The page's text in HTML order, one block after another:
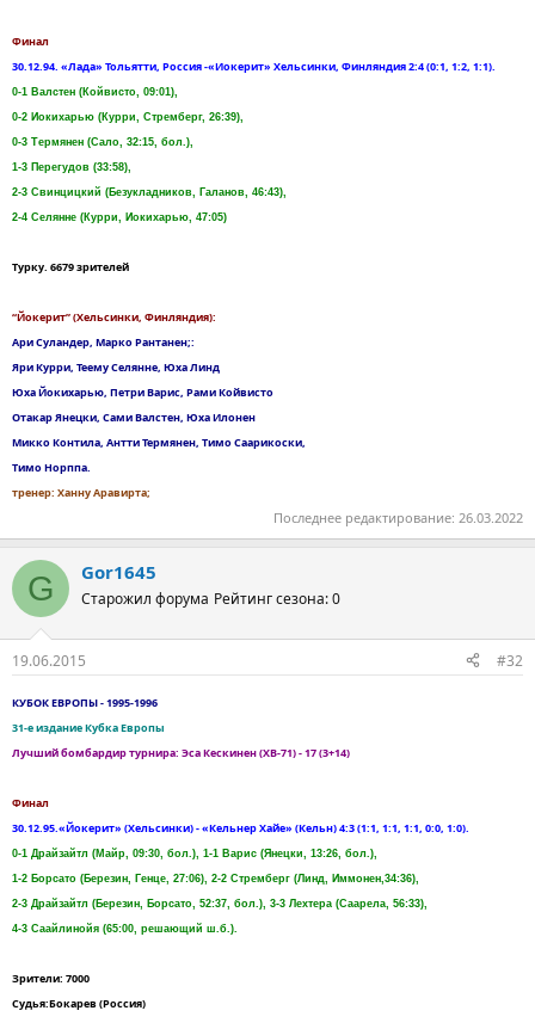
Финал
30.12.94. «Лада» Тольятти, Россия -«Иокерит» Хельсинки, Финляндия 2:4 (0:1, 1:2, 1:1).
0-1 Валстен (Койвисто, 09:01),
0-2 Иокихарью (Курри, Стремберг, 26:39),
0-3 Термянен (Сало, 32:15, бол.),
1-3 Перегудов (33:58),
2-3 Свинцицкий (Безукладников, Галанов, 46:43),
2-4 Селянне (Курри, Иокихарью, 47:05)
Турку. 6679 зрителей
“Йокерит” (Хельсинки, Финляндия):
Ари Суландер, Марко Рантанен;:
Яри Курри, Теему Селянне, Юха Линд
Юха Йокихарью, Петри Варис, Рами Койвисто
Отакар Янецки, Сами Валстен, Юха Илонен
Микко Контила, Антти Термянен, Тимо Саарикоски,
Тимо Норппа.
тренер: Ханну Аравирта;
Последнее редактирование: 26.03.2022
G Gor1645
Старожил форума Рейтинг сезона: 0
19.06.2015 #32
КУБОК ЕВРОПЫ - 1995-1996
31-е издание Кубка Европы
Лучший бомбардир турнира: Эса Кескинен (ХВ-71) - 17 (3+14)
Финал
30.12.95.«Йокерит» (Хельсинки) - «Кельнер Хайе» (Кельн) 4:3 (1:1, 1:1, 1:1, 0:0, 1:0).
0-1 Драйзайтл (Майр, 09:30, бол.), 1-1 Варис (Янецки, 13:26, бол.),
1-2 Борсато (Березин, Генце, 27:06), 2-2 Стремберг (Линд, Иммонен,34:36),
2-3 Драйзайтл (Березин, Борсато, 52:37, бол.), 3-3 Лехтера (Саарела, 56:33),
4-3 Саайлинойя (65:00, решающий ш.б.).
Зрители: 7000
Судья:Бокарев (Россия)